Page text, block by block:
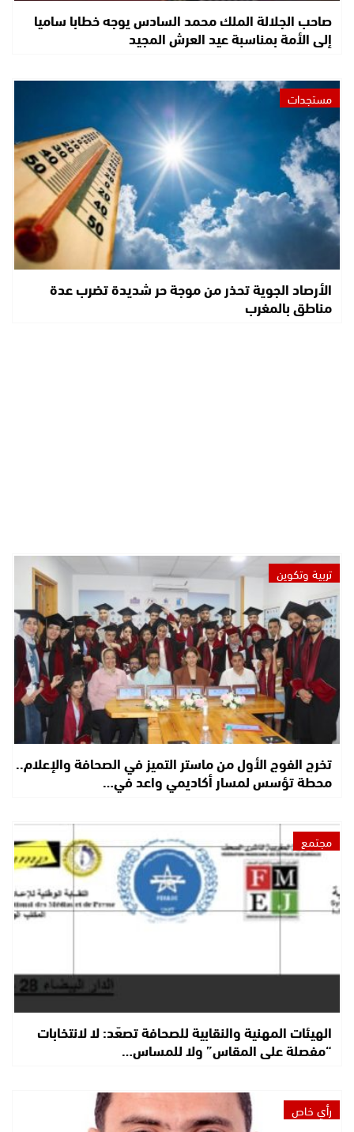
صاحب الجلالة الملك محمد السادس يوجه خطابا ساميا
إلى الأمة بمناسبة عيد العرش المجيد
مستجدات
الأرصاد الجوية تحذر من موجة حر شديدة تضرب عدة
مناطق بالمغرب
تربية وتكوين
تخرج الفوج الأول من ماستر التميز في الصحافة والإعلام..
محطة تؤسس لمسار أكاديمي واعد في…
مجتمع
الهيئات المهنية والنقابية للصحافة تصعّد: لا لانتخابات
“مفصلة على المقاس” ولا للمساس…
رأي خاص